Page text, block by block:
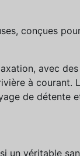
conçues
avec des
à courant.
de détente
un véritable